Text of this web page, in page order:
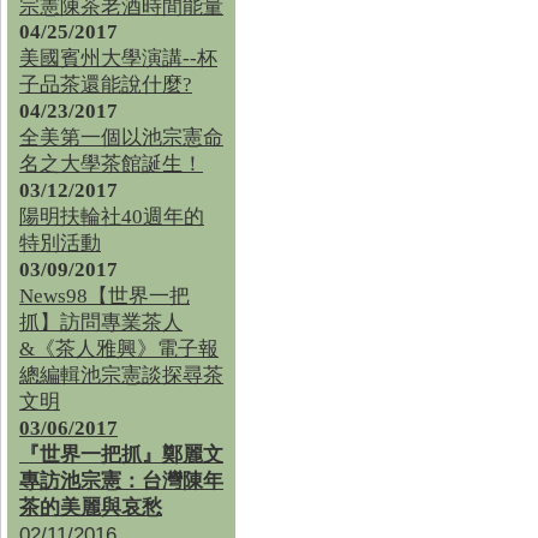
宗憲陳茶老酒時間能量
04/25/2017
美國賓州大學演講--杯
子品茶還能說什麼?
04/23/2017
全美第一個以池宗憲命
名之大學茶館誕生！
03/12/2017
陽明扶輪社40週年的
特別活動
03/09/2017
News98【世界一把
抓】訪問專業茶人
&《茶人雅興》電子報
總編輯池宗憲談探尋茶
文明
03/06/2017
『世界一把抓』鄭麗文
專訪池宗憲：台灣陳年
茶的美麗與哀愁